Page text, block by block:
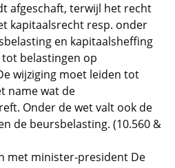
afgeschaft, terwijl het recht
kapitaalsrecht resp. onder
en kapitaalsheffing
belastingen op
wijziging moet leiden tot
name wat de
Onder de wet valt ook de
de beursbelasting. (10.560 &
met minister-president De